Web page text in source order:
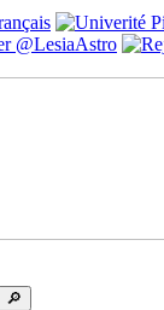
🔎